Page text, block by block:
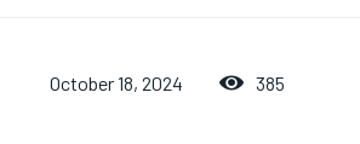
October 18, 2024 385